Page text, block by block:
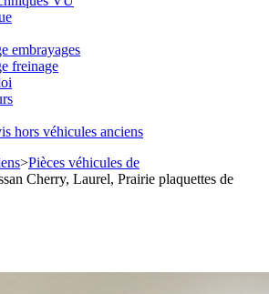
embrayages
freinage
hors véhicules anciens
>Pièces véhicules de
Cherry, Laurel, Prairie plaquettes de